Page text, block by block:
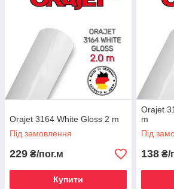
Orajet 3164 White Gloss 2 m
Під замовлення
229 ₴/пог.м
Купити
Orajet
m
Під
138 ₴/